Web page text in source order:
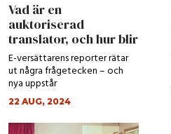
Vad är en
auktoriserad
translator, och hur blir
man det?
E-versättarens reporter rätar
ut några frågetecken – och
nya uppstår
22 AUG, 2024